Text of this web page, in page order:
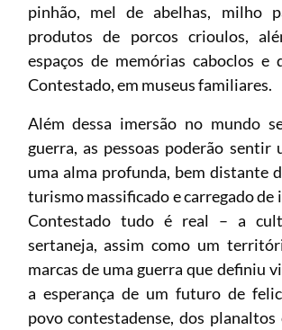
pinhão, mel de abelhas, milho
produtos de porcos crioulos,
espaços de memórias caboclos e
Contestado, em museus familiares.
Além dessa imersão no mundo
guerra, as pessoas poderão sentir
uma alma profunda, bem distante
turismo massificado e carregado de
Contestado tudo é real – a
sertaneja, assim como um
marcas de uma guerra que definiu
a esperança de um futuro de
povo contestadense, dos planaltos